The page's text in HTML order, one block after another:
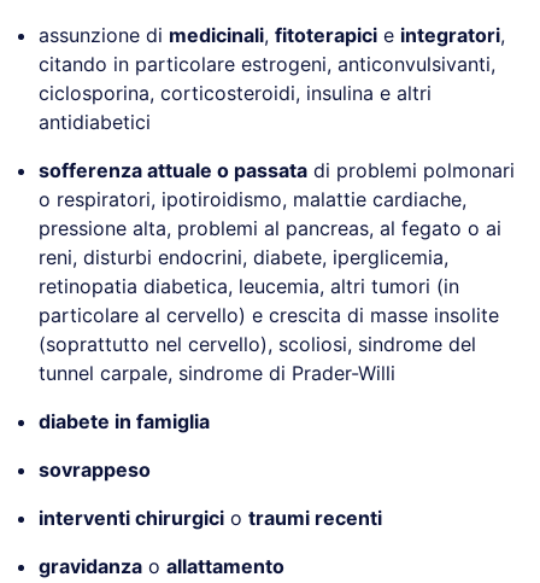
assunzione di medicinali, fitoterapici e integratori,
citando in particolare estrogeni, anticonvulsivanti,
ciclosporina, corticosteroidi, insulina e altri
antidiabetici
sofferenza attuale o passata di problemi polmonari
o respiratori, ipotiroidismo, malattie cardiache,
pressione alta, problemi al pancreas, al fegato o ai
reni, disturbi endocrini, diabete, iperglicemia,
retinopatia diabetica, leucemia, altri tumori (in
particolare al cervello) e crescita di masse insolite
(soprattutto nel cervello), scoliosi, sindrome del
tunnel carpale, sindrome di Prader-Willi
diabete in famiglia
sovrappeso
interventi chirurgici o traumi recenti
gravidanza o allattamento